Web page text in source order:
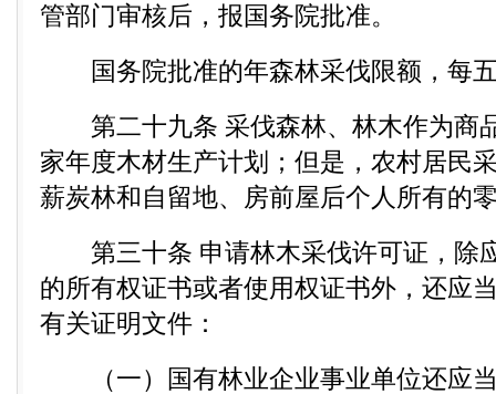
管部门审核后，报国务院批准。
国务院批准的年森林采伐限额，每
第二十九条 采伐森林、林木作为商
家年度木材生产计划；但是，农村居民
薪炭林和自留地、房前屋后个人所有的
第三十条 申请林木采伐许可证，除
的所有权证书或者使用权证书外，还应
有关证明文件：
（一）国有林业企业事业单位还应当